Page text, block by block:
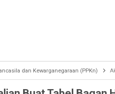
dan Kewarganegaraan (PPKn)